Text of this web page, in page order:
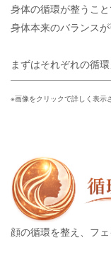
身体の循環が整うこ
身体本来のバランスが
まずはそれぞれの循
※画像をクリックで詳しく表示
顔の循環を整え、フ